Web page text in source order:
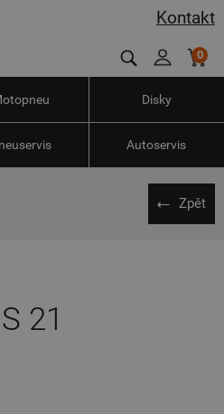
Kontakt
0
Disky
Autoservis
Zpět
21